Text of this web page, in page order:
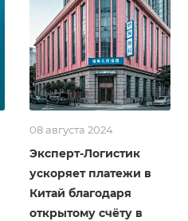
08 августа 2024
Эксперт-Логистик
ускоряет платежи в
Китай благодаря
открытому счёту в